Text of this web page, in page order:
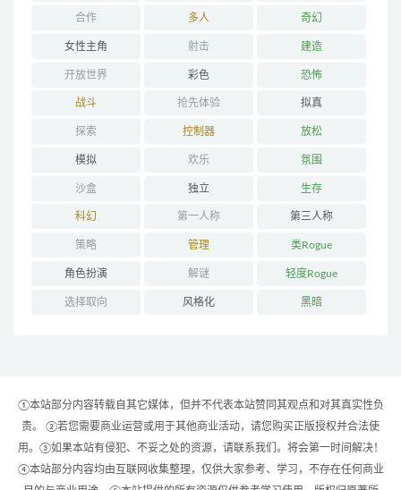
合作 多人 奇幻
女性主角 射击 建造
开放世界 彩色 恐怖
战斗 抢先体验 拟真
探索 控制器 放松
模拟 欢乐 氛围
沙盒 独立 生存
科幻 第一人称 第三人称
策略 管理 类Rogue
角色扮演 解谜 轻度Rogue
选择取向 风格化 黑暗
①本站部分内容转载自其它媒体，但并不代表本站赞同其观点和对其真实性负
责。 ②若您需要商业运营或用于其他商业活动，请您购买正版授权并合法使
用。③如果本站有侵犯、不妥之处的资源，请联系我们。将会第一时间解决！
④本站部分内容均由互联网收集整理，仅供大家参考、学习，不存在任何商业